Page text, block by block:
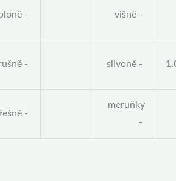
- višně -
- slivoně -
-
meruňky
-